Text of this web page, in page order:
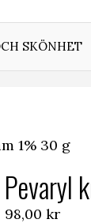
SKÖNHET
1% 30 g
Pevaryl
98,00 kr